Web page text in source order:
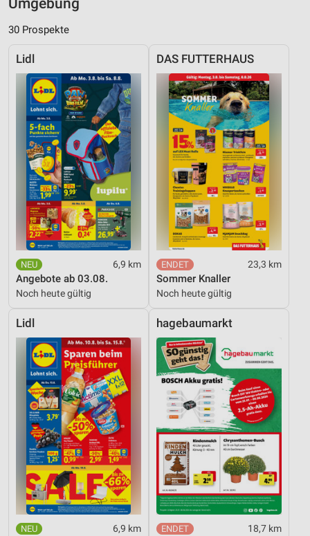
Umgebung
30 Prospekte
Lidl
6,9 km
Angebote ab 03.08.
Noch heute gültig
DAS FUTTERHAUS
23,3 km
Sommer Knaller
Noch heute gültig
Lidl
6,9 km
hagebaumarkt
18,7 km